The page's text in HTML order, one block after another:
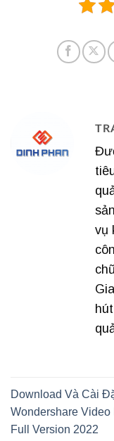
vụ
Download Và Cài
Wondershare Video
Full Version 2022